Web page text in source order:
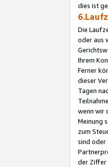
dies ist
Die
oder aus
Ihrem
Ferner
dieser
Tagen
wenn wir
Meinung
zum
sind oder
der Ziffer